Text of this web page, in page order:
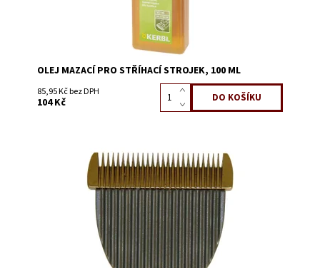
OLEJ MAZACÍ PRO STŘÍHACÍ STROJEK, 100 ML
85,95 Kč bez DPH
104 Kč
Dostupnost:
Skladem 6
56231